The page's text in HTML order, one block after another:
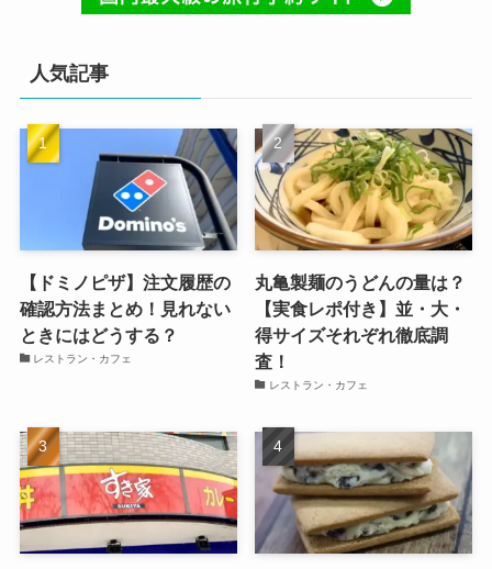
人気記事
【ドミノピザ】注文履歴の
確認方法まとめ！見れない
ときにはどうする？
レストラン・カフェ
丸亀製麺のうどんの量は？
【実食レポ付き】並・大・
得サイズそれぞれ徹底調
査！
レストラン・カフェ